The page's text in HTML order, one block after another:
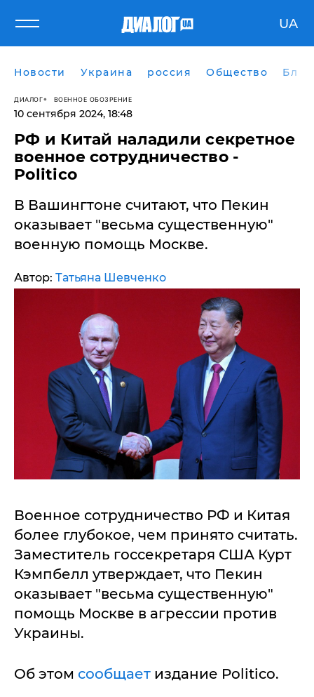
UA
Новости Украина россия Общество
ДИАЛОГ ВОЕННОЕ ОБОЗРЕНИЕ
10 сентября 2024, 18:48
​РФ и Китай наладили секретное
военное сотрудничество -
Politico
В Вашингтоне считают, что Пекин
оказывает "весьма существенную"
военную помощь Москве.
Автор: Татьяна Шевченко
Военное сотрудничество РФ и Китая
более глубокое, чем принято считать.
Заместитель госсекретаря США Курт
Кэмпбелл утверждает, что Пекин
оказывает "весьма существенную"
помощь Москве в агрессии против
Украины.
Об этом сообщает издание Politico.